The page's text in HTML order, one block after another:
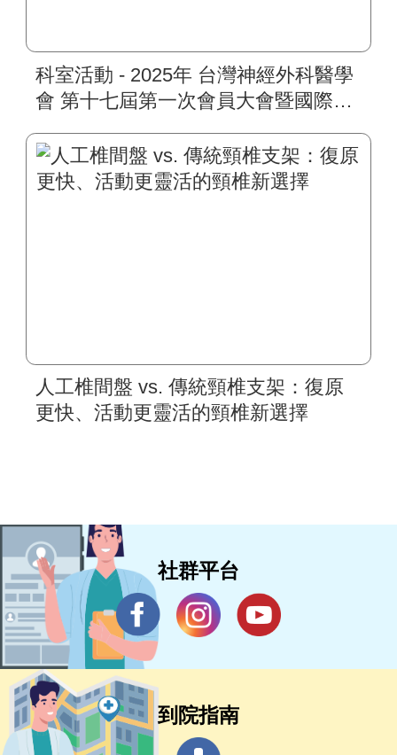
科室活動 - 2025年 台灣神經外科醫學
會 第十七屆第一次會員大會暨國際學
人工椎間盤 vs. 傳統頸椎支架：復原
更快、活動更靈活的頸椎新選擇
社群平台
到院指南